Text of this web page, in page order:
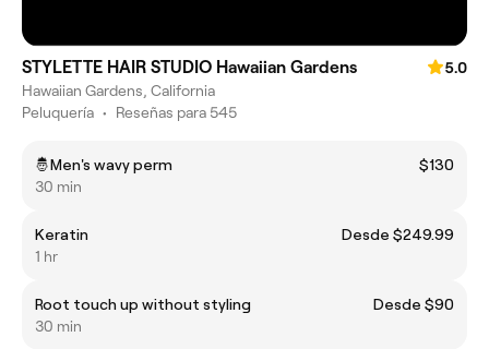
STYLETTE HAIR STUDIO Hawaiian Gardens
5.0
Hawaiian Gardens, California
Peluquería • Reseñas para 545
🤴Men's wavy perm
$130
30 min
Keratin
Desde $249.99
1 hr
Root touch up without styling
Desde $90
30 min